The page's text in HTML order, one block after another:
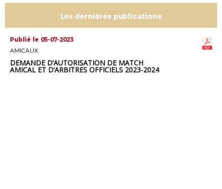
Les dernières publications
Publié le 05-07-2023
AMICAUX
DEMANDE D’AUTORISATION DE MATCH
AMICAL ET D’ARBITRES OFFICIELS 2023-2024